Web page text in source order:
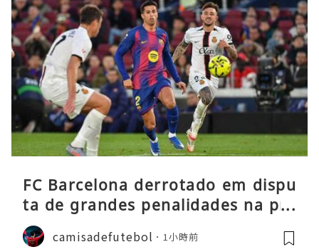
FC Barcelona derrotado em dispu
ta de grandes penalidades na pré
-época
camisadefutebol 1小時前